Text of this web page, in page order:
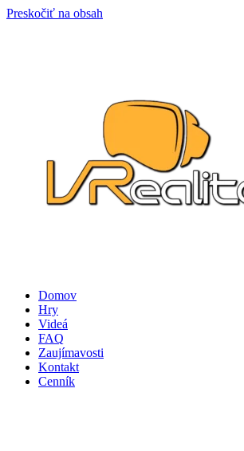
Preskočiť na obsah
Domov
Hry
Videá
FAQ
Zaujímavosti
Kontakt
Cenník